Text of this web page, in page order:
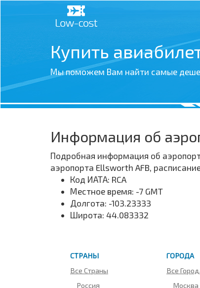
Купить
Мы поможем Вам найти самые
Информация об
Подробная информация об
аэропорта Ellsworth AFB,
Код ИАТА: RCA
Местное время: -7 GMT
Долгота: -103.23333
Широта: 44.083332
СТРАНЫ
Все Страны
Россия
ГОРОДА
Все
Москва